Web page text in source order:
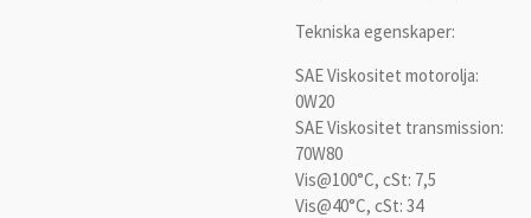
Tekniska egenskaper:
SAE Viskositet motorolja:
0W20
SAE Viskositet transmission:
70W80
Vis@100°C, cSt: 7,5
Vis@40°C, cSt: 34